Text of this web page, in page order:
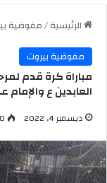
الرئيسية/مفوضية
مفوضية بيروت
مباراة كرة قدم
العابدين ع
ديسمبر 4, 2022